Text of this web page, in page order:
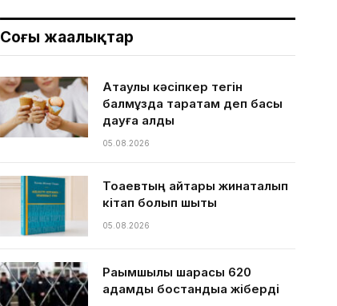
Соңғы жаңалықтар
Ақтаулық кәсіпкер тегін
балмұздақ таратам деп басы
дауға қалды
05.08.2026
Тоқаевтың айтқары жинақталып
кітап болып шықты
05.08.2026
Рақымшылық шарасы 620
адамды бостандыққа жіберді